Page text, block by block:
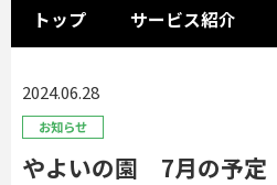
トップ サービス紹介
2024.06.28
お知らせ
やよいの園 7月の予定